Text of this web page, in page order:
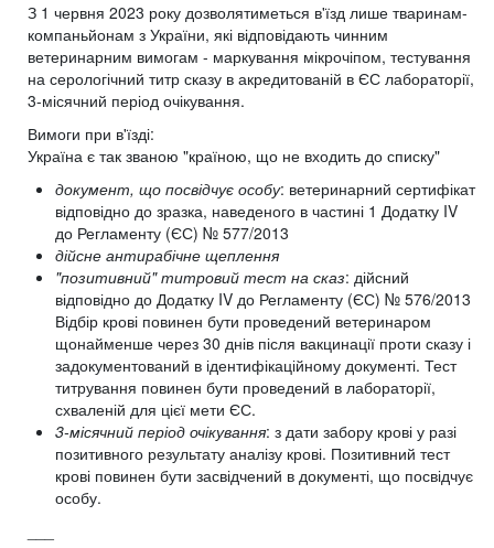
З 1 червня 2023 року дозволятиметься в'їзд лише тваринам-
компаньйонам з України, які відповідають чинним
ветеринарним вимогам - маркування мікрочіпом, тестування
на серологічний титр сказу в акредитованій в ЄС лабораторії,
3-місячний період очікування.
Вимоги при в'їзді:
Україна є так званою "країною, що не входить до списку"
документ, що посвідчує особу: ветеринарний сертифікат
відповідно до зразка, наведеного в частині 1 Додатку IV
до Регламенту (ЄС) № 577/2013
дійсне антирабічне щеплення
"позитивний" титровий тест на сказ: дійсний
відповідно до Додатку IV до Регламенту (ЄС) № 576/2013
Відбір крові повинен бути проведений ветеринаром
щонайменше через 30 днів після вакцинації проти сказу і
задокументований в ідентифікаційному документі. Тест
титрування повинен бути проведений в лабораторії,
схваленій для цієї мети ЄС.
3-місячний період очікування: з дати забору крові у разі
позитивного результату аналізу крові. Позитивний тест
крові повинен бути засвідчений в документі, що посвідчує
особу.